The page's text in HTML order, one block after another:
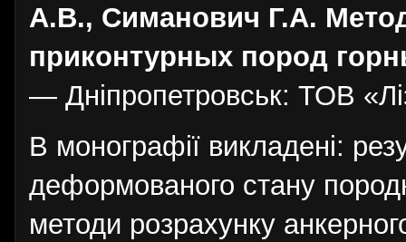
А.В., Симанович Г.А.
приконтурных пород
— Дніпропетровськ: ТОВ
В монографії викладені:
деформованого стану
методи розрахунку